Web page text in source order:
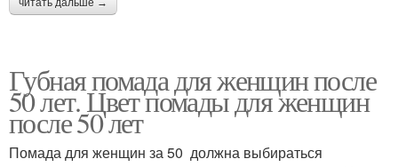
читать дальше →
Губная помада для женщин после
50 лет. Цвет помады для женщин
после 50 лет
Помада для женщин за 50 должна выбираться